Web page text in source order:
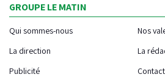
GROUPE LE MATIN
Qui sommes-nous
Nos
La direction
La
Publicité
Contact